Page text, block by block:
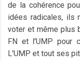
de la cohérence
idées radicales, ils
voter et même plus
FN et l'UMP pour
L'UMP et tout ses